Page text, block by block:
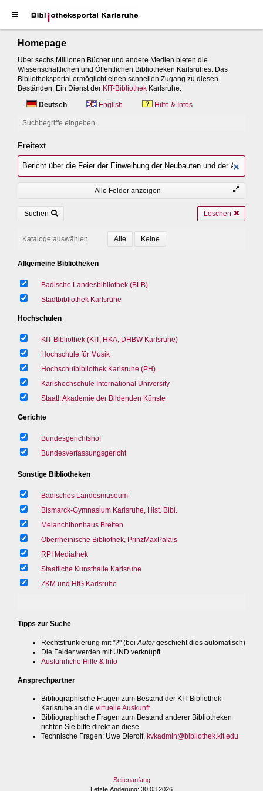
Homepage
Über sechs Millionen Bücher und andere Medien bieten die
Wissenschaftlichen und Öffentlichen Bibliotheken Karlsruhes. Das
Bibliotheksportal ermöglicht einen schnellen Zugang zu diesen
Beständen. Ein Dienst der KIT-Bibliothek Karlsruhe.
Deutsch
English Hilfe & Infos
Suchbegriffe eingeben
Freitext
Alle Felder anzeigen
Suchen Löschen
Kataloge auswählen
Allgemeine Bibliotheken
Badische Landesbibliothek (BLB)
Stadtbibliothek Karlsruhe
Hochschulen
KIT-Bibliothek (KIT, HKA, DHBW Karlsruhe)
Hochschule für Musik
Hochschulbibliothek Karlsruhe (PH)
Karlshochschule International University
Staatl. Akademie der Bildenden Künste
Gerichte
Bundesgerichtshof
Bundesverfassungsgericht
Sonstige Bibliotheken
Badisches Landesmuseum
Bismarck-Gymnasium Karlsruhe, Hist. Bibl.
Melanchthonhaus Bretten
Oberrheinische Bibliothek, PrinzMaxPalais
RPI Mediathek
Staatliche Kunsthalle Karlsruhe
ZKM und HfG Karlsruhe
Tipps zur Suche
Rechtstrunkierung mit "?" (bei Autorgeschieht dies automatisch)
Die Felder werden mit UND verknüpft
Ausführliche Hilfe & Info
Ansprechpartner
Bibliographische Fragen zum Bestand der KIT-Bibliothek
Karlsruhe an die virtuelle Auskunft.
Bibliographische Fragen zum Bestand anderer Bibliotheken
richten Sie bitte direkt an diese.
Technische Fragen: Uwe Dierolf, kvkadmin@bibliothek.kit.edu
Seitenanfang
Letzte Änderung: 30.03.2026